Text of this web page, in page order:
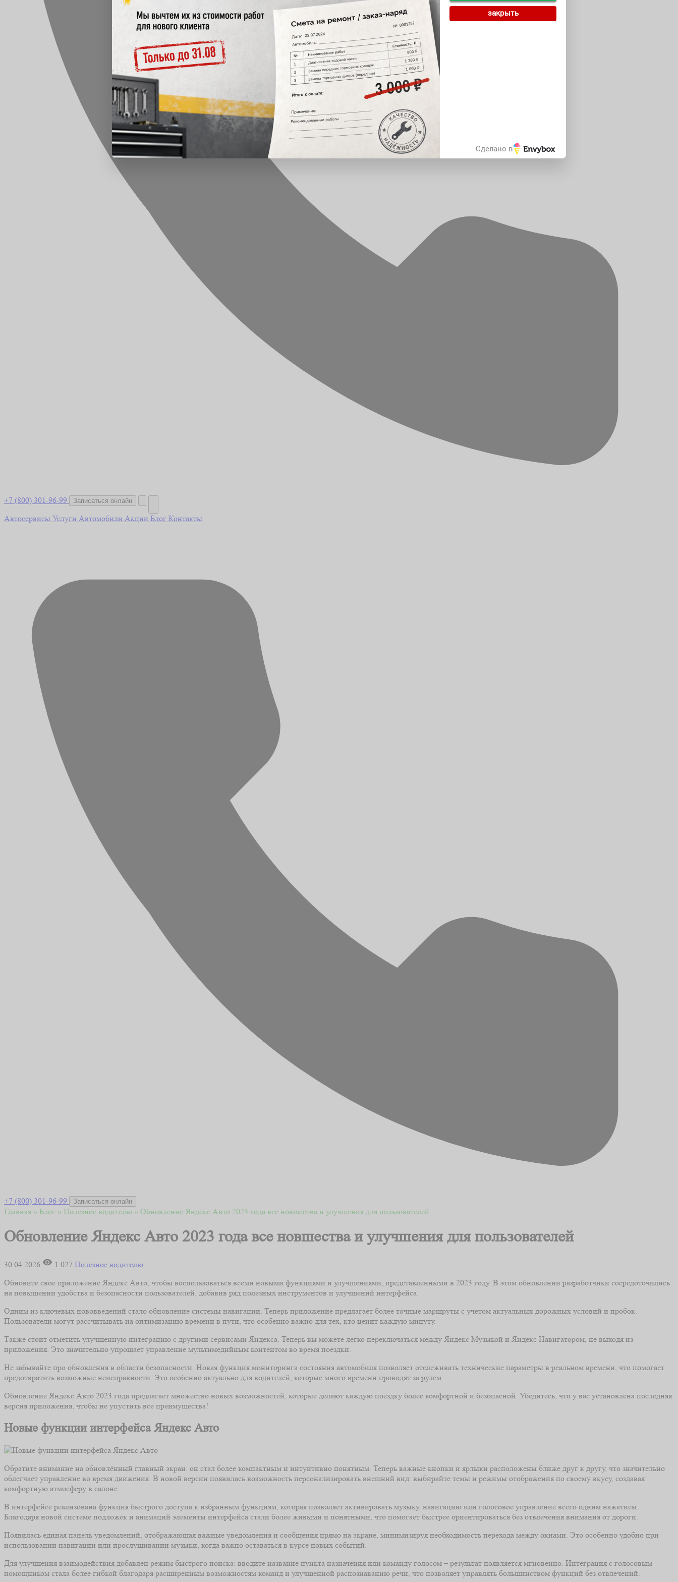
+7 (800) 301-96-99 Записаться онлайн
Автосервисы Услуги Автомобили Акции Блог Контакты
+7 (800) 301-96-99 Записаться онлайн
Главная » Блог » Полезное водителю » Обновление Яндекс Авто 2023 года все новшества и улучшения для пользователей
Обновление Яндекс Авто 2023 года все новшества и улучшения для пользователей
30.04.2026 1 027 Полезное водителю
Обновите свое приложение Яндекс Авто, чтобы воспользоваться всеми новыми функциями и улучшениями, представленными в 2023 году. В этом обновлении разработчики сосредоточились
на повышении удобства и безопасности пользователей, добавив ряд полезных инструментов и улучшений интерфейса.
Одним из ключевых нововведений стало обновление системы навигации. Теперь приложение предлагает более точные маршруты с учетом актуальных дорожных условий и пробок.
Пользователи могут рассчитывать на оптимизацию времени в пути, что особенно важно для тех, кто ценит каждую минуту.
Также стоит отметить улучшенную интеграцию с другими сервисами Яндекса. Теперь вы можете легко переключаться между Яндекс Музыкой и Яндекс Навигатором, не выходя из
приложения. Это значительно упрощает управление мультимедийным контентом во время поездки.
Не забывайте про обновления в области безопасности. Новая функция мониторинга состояния автомобиля позволяет отслеживать технические параметры в реальном времени, что помогает
предотвратить возможные неисправности. Это особенно актуально для водителей, которые много времени проводят за рулем.
Обновление Яндекс Авто 2023 года предлагает множество новых возможностей, которые делают каждую поездку более комфортной и безопасной. Убедитесь, что у вас установлена последняя
версия приложения, чтобы не упустить все преимущества!
Новые функции интерфейса Яндекс Авто
Обратите внимание на обновлённый главный экран: он стал более компактным и интуитивно понятным. Теперь важные кнопки и ярлыки расположены ближе друг к другу, что значительно
облегчает управление во время движения. В новой версии появилась возможность персонализировать внешний вид: выбирайте темы и режимы отображения по своему вкусу, создавая
комфортную атмосферу в салоне.
В интерфейсе реализована функция быстрого доступа к избранным функциям, которая позволяет активировать музыку, навигацию или голосовое управление всего одним нажатием.
Благодаря новой системе подложек и анимаций элементы интерфейса стали более живыми и понятными, что помогает быстрее ориентироваться без отвлечения внимания от дороги.
Появилась единая панель уведомлений, отображающая важные уведомления и сообщения прямо на экране, минимизируя необходимость перехода между окнами. Это особенно удобно при
использовании навигации или прослушивании музыки, когда важно оставаться в курсе новых событий.
Для улучшения взаимодействия добавлен режим быстрого поиска: вводите название пункта назначения или команду голосом – результат появляется мгновенно. Интеграция с голосовым
помощником стала более гибкой благодаря расширенным возможностям команд и улучшенной распознаванию речи, что позволяет управлять большинством функций без отвлечений.
закрыть
Сделано в